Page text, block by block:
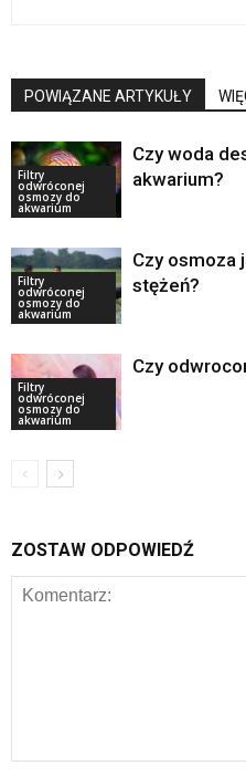
POWIĄZANE ARTYKUŁY
Filtry
odwróconej
osmozy do
akwarium
Czy woda
akwarium?
Filtry
odwróconej
osmozy do
akwarium
Czy osmoza
stężeń?
Filtry
odwróconej
osmozy do
akwarium
Czy
ZOSTAW ODPOWIEDŹ